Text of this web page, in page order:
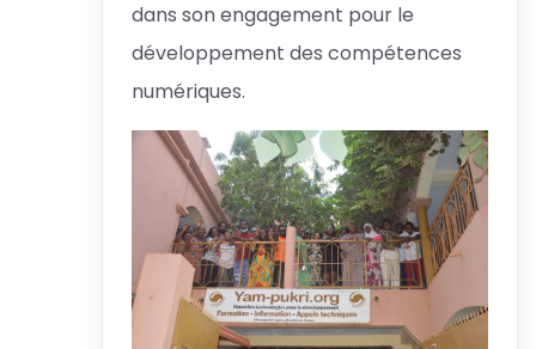
dans son engagement pour le
développement des compétences
numériques.